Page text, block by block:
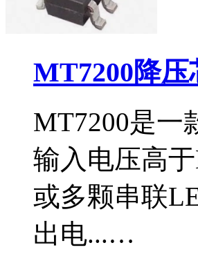
MT7200降
MT7200是一
输入电压高
或多颗串联
出电...…